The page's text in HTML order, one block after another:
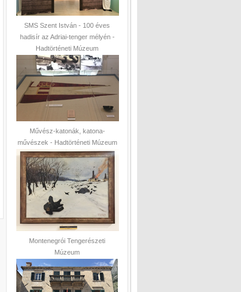
SMS Szent István - 100 éves
hadisír az Adriai-tenger mélyén -
Hadtörténeti Múzeum
Művész-katonák, katona-
művészek - Hadtörténeti Múzeum
Montenegrói Tengerészeti
Múzeum